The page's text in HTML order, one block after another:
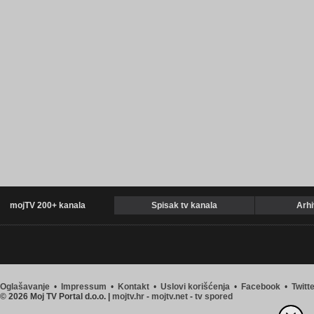
mojTV 200+ kanala Spisak tv kanala
Oglašavanje • Impressum • Kontakt • Uslovi korišćenja • Facebook •
© 2026 Moj TV Portal d.o.o. | mojtv.hr - mojtv.net - tv spored